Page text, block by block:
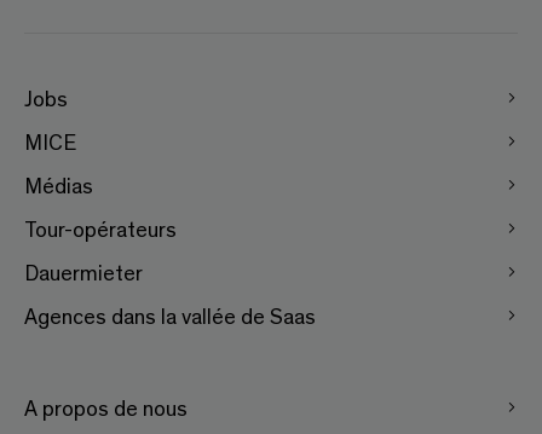
Jobs
MICE
Médias
Tour-opérateurs
Dauermieter
Agences dans la vallée de Saas
A propos de nous